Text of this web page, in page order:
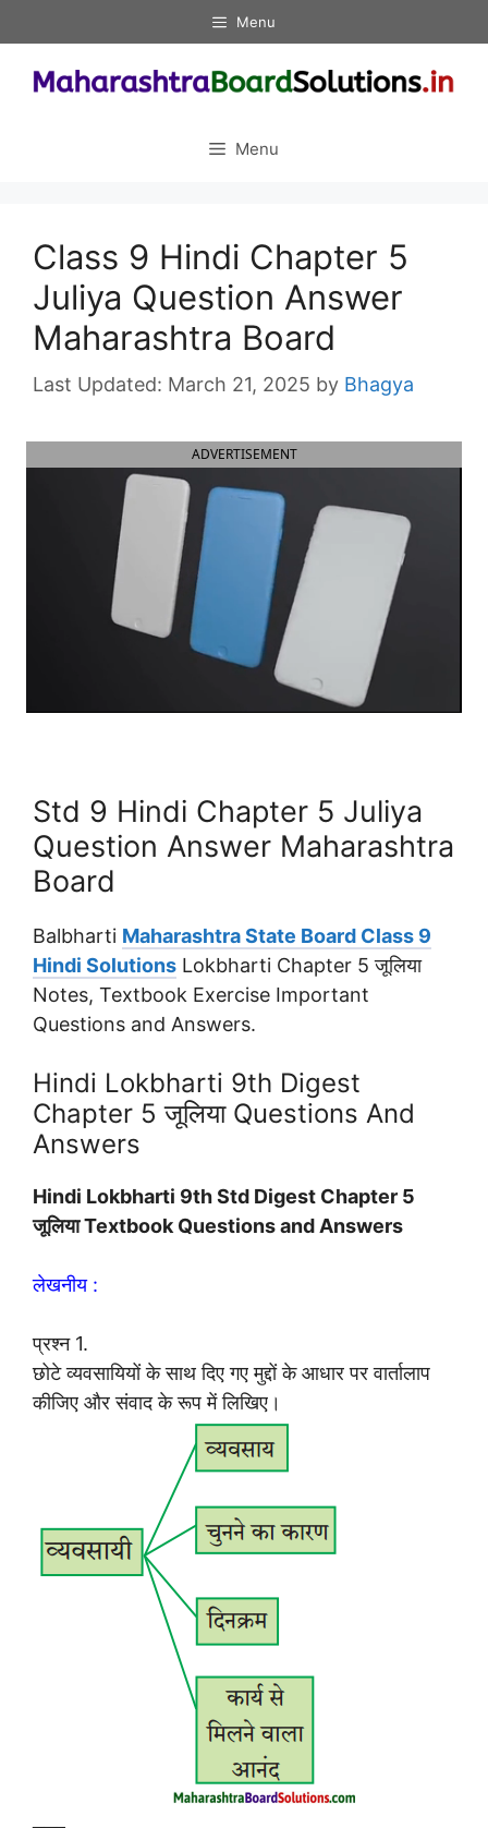
to
content
Menu
Menu
Class 9 Hindi Chapter 5
Juliya Question Answer
Maharashtra Board
March 21, 2025 by Bhagya
ADVERTISEMENT
Std 9 Hindi Chapter 5 Juliya
Question Answer Maharashtra
Board
Balbharti Maharashtra State Board Class 9
Hindi Solutions Lokbharti Chapter 5 जूलिया
Notes, Textbook Exercise Important
Questions and Answers.
Hindi Lokbharti 9th Digest
Chapter 5 जूलिया Questions And
Answers
Hindi Lokbharti 9th Std Digest Chapter 5
जूलिया Textbook Questions and Answers
लेखनीय :
प्रश्न 1.
छोटे व्यवसायियों के साथ दिए गए मुद्दों के आधार पर वार्तालाप
कीजिए और संवाद के रूप में लिखिए।